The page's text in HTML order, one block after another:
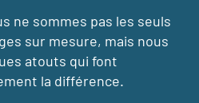
ne sommes pas les seuls
sur mesure, mais nous
atouts qui font
la différence.